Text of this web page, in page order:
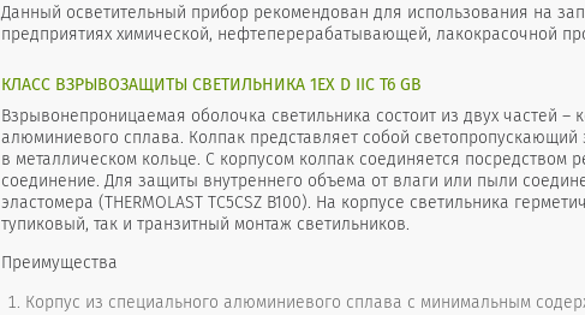
Данный осветительный прибор рекомендован для использования на
предприятиях химической, нефтеперерабатывающей, лакокрасочной
КЛАСС ВЗРЫВОЗАЩИТЫ СВЕТИЛЬНИКА 1EX D IIС T6 GB
Взрывонепроницаемая оболочка светильника состоит из двух частей
алюминиевого сплава. Колпак представляет собой
в металлическом кольце. С корпусом колпак соединяется
соединение. Для защиты внутреннего объема от влаги или пыли
эластомера (THERMOLAST TC5CSZ B100). На корпусе светильника
тупиковый, так и транзитный монтаж светильников.
Преимущества
Корпус из специального алюминиевого сплава с минимальным